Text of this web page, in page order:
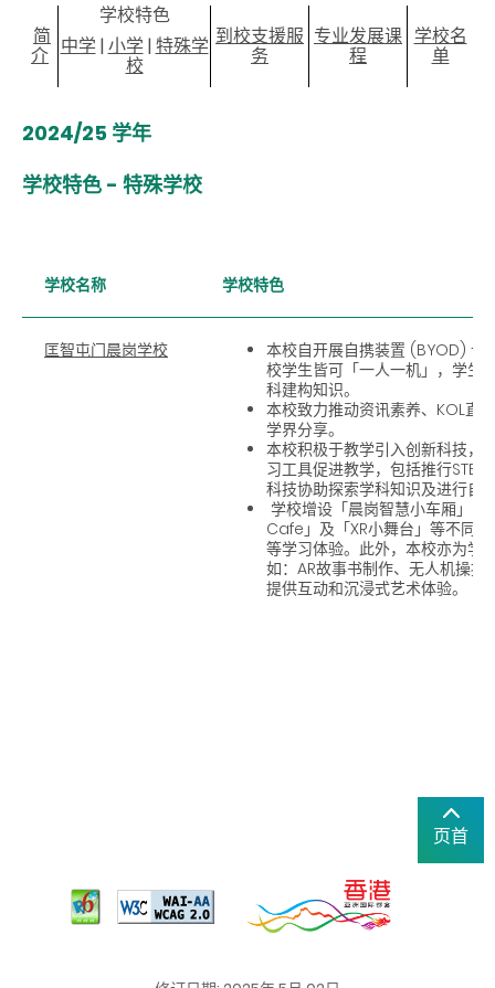
简
介
学校特色
中学 |小学 |特殊学
校
到校支援服
务
专业发展课
程
学校名
单
2024/25 学年
学校特色 - 特殊学校
学校名称 学校特色
匡智屯门晨岗学校
本校自开展自携装置 (BYOD) 计
校学生皆可「一人一机」，学生
科建构知识。
本校致力推动资讯素养、KOL直
学界分享。
本校积极于教学引入创新科技，
习工具促进教学，包括推行
科技协助探索学科知识及进行自
学校增设「晨岗智慧小车厢」
Cafe」及「XR小舞台」等不同
等学习体验。此外，本校亦为学
如：AR故事书制作、无人机操
提供互动和沉浸式艺术体验。
页首